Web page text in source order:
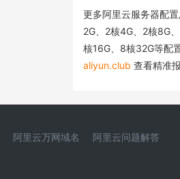
更多阿里云服务器配
2G、2核4G、2核8G
核16G、8核32G等配
aliyun.club 查看精准报
阿里云万网域名 阿里云问题解答